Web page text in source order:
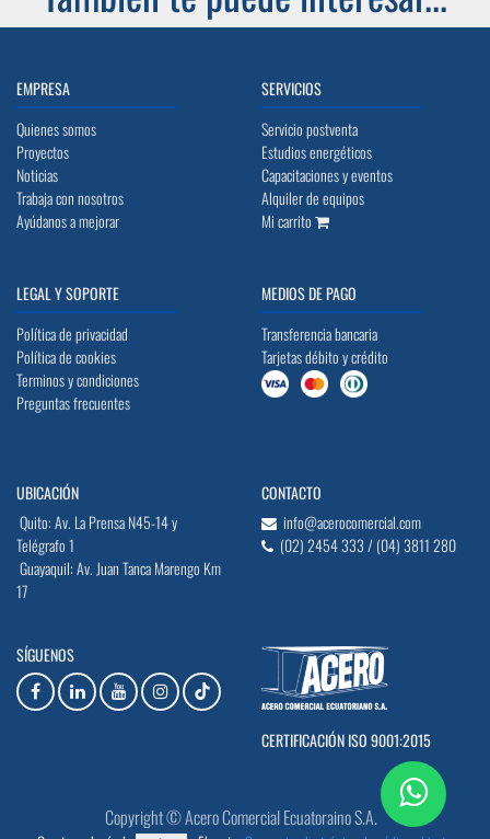
EMPRESA
Quienes somos
Proyectos
Noticias
Trabaja con nosotros
Ayúdanos a mejorar
SERVICIOS
Servicio postventa
Estudios energéticos
Capacitaciones y eventos
Alquiler de equipos
Mi carrito
LEGAL Y SOPORTE
Política de privacidad
Política de cookies
Terminos y condiciones
Preguntas frecuentes
MEDIOS DE PAGO
Transferencia bancaria
Tarjetas débito y crédito
UBICACIÓN
Quito: Av. La Prensa N45-14 y
Telégrafo 1
Guayaquil: Av. Juan Tanca Marengo Km
17
CONTACTO
info@acerocomercial.com
(02) 2454 333 / (04) 3811 280
SÍGUENOS
CERTIFICACIÓN ISO 9001:2015
Copyright © Acero Comercial Ecuatoraino S.A.